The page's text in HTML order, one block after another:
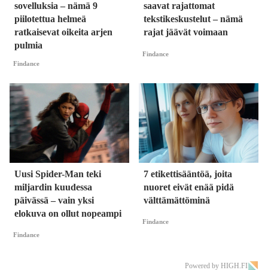
sovelluksia – nämä 9
piilotettua helmeä
ratkaisevat oikeita arjen
pulmia
Findance
saavat rajattomat
tekstikeskustelut – nämä
rajat jäävät voimaan
Findance
Uusi Spider-Man teki
miljardin kuudessa
päivässä – vain yksi
elokuva on ollut nopeampi
Findance
7 etikettisääntöä, joita
nuoret eivät enää pidä
välttämättöminä
Findance
Powered by HIGH.FI